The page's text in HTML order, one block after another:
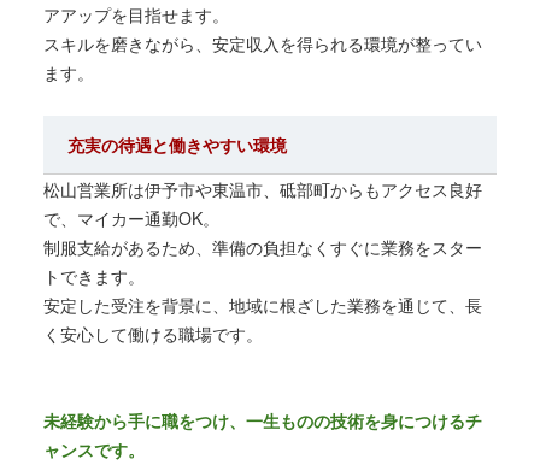
アアップを目指せます。
スキルを磨きながら、安定収入を得られる環境が整ってい
ます。
充実の待遇と働きやすい環境
松山営業所は伊予市や東温市、砥部町からもアクセス良好
で、マイカー通勤OK。
制服支給があるため、準備の負担なくすぐに業務をスター
トできます。
安定した受注を背景に、地域に根ざした業務を通じて、長
く安心して働ける職場です。
未経験から手に職をつけ、一生ものの技術を身につけるチ
ャンスです。